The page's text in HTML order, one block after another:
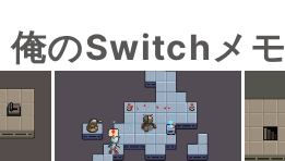
俺のSwitchメモ